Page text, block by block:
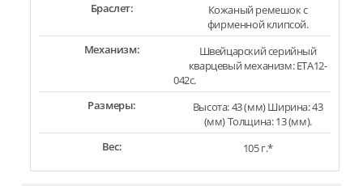
Браслет:
Кожаный ремешок с
фирменной клипсой.
Механизм:
Швейцарский серийный
кварцевый механизм: ETA12-
042c.
Размеры:
Высота: 43 (мм) Ширина: 43
(мм) Толщина: 13 (мм).
Вес:
105 г.*